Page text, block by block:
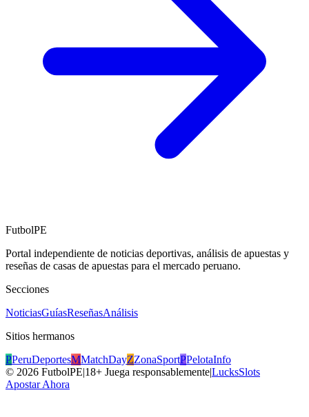
FutbolPE
Portal independiente de noticias deportivas, análisis de apuestas y
reseñas de casas de apuestas para el mercado peruano.
Secciones
NoticiasGuíasReseñasAnálisis
Sitios hermanos
PPeruDeportesMMatchDayZZonaSportPPelotaInfo
© 2026 FutbolPE|18+ Juega responsablemente|LucksSlots
Apostar Ahora